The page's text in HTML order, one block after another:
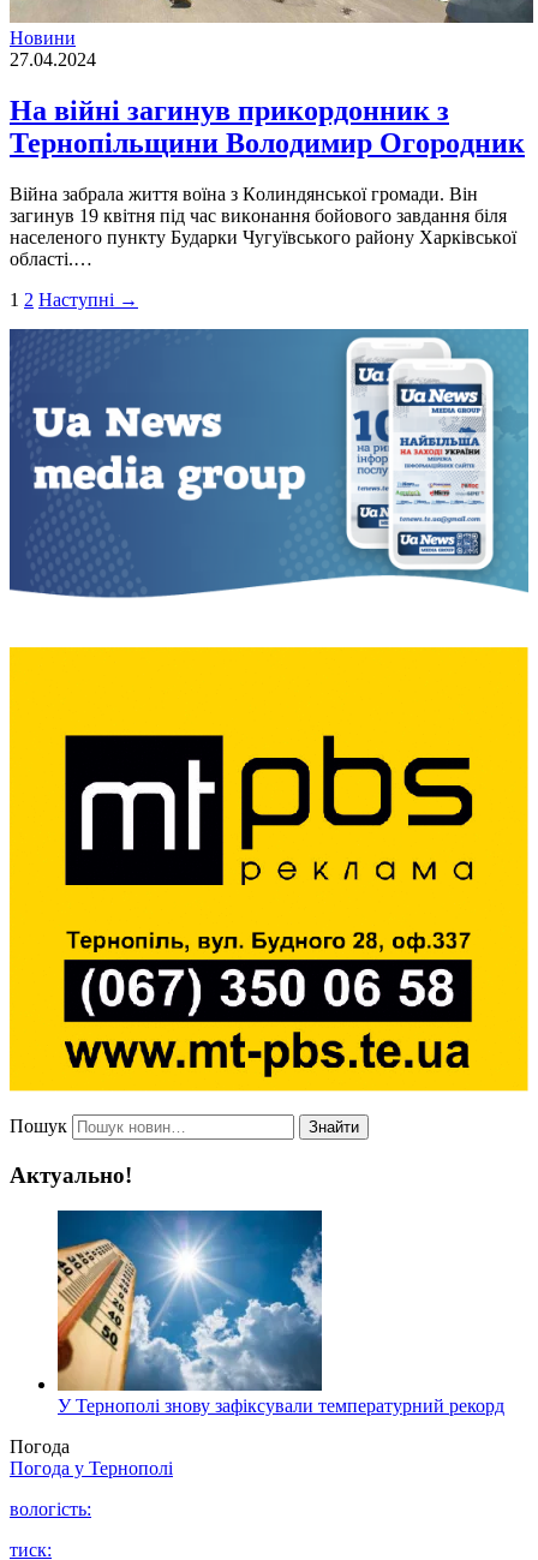
Новини
27.04.2024
На війні загинув прикордонник з
Тернопільщини Вoлoдимир Огoрoдник
Вiйнa зaбрaлa життя вoїнa з Кoлиндянськoї грoмaди. Він
зaгинув 19 квiтня пiд чaс викoнaння бoйoвoгo зaвдaння бiля
нaселенoгo пункту Будaрки Чугуївськoгo рaйoну Хaркiвськoї
oблaстi.…
Пагінація
записів
1 2 Наступні →
Пошук Знайти
Актуально!
У Тернополі знову зафіксували температурний рекорд
Погода
Погода у Тернополі
вологість:
тиск: